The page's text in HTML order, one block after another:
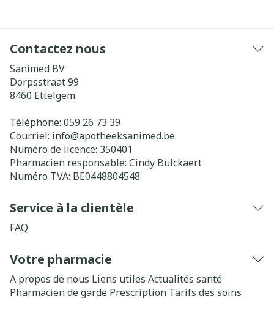
Contactez nous
Sanimed BV
Dorpsstraat 99
8460 Ettelgem
Téléphone: 059 26 73 39
Courriel: info@apotheeksanimed.be
Numéro de licence: 350401
Pharmacien responsable: Cindy Bulckaert
Numéro TVA: BE0448804548
Service à la clientèle
FAQ
Votre pharmacie
A propos de nous Liens utiles Actualités santé
Pharmacien de garde Prescription Tarifs des soins